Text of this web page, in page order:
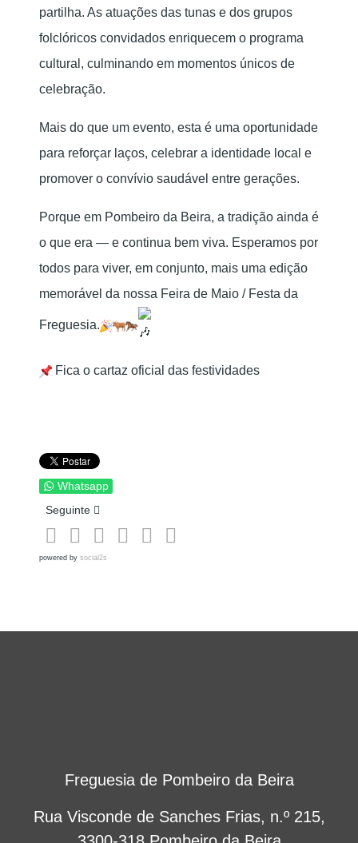
partilha. As atuações das tunas e dos grupos
folclóricos convidados enriquecem o programa
cultural, culminando em momentos únicos de
celebração.
Mais do que um evento, esta é uma oportunidade
para reforçar laços, celebrar a identidade local e
promover o convívio saudável entre gerações.
Porque em Pombeiro da Beira, a tradição ainda é
o que era — e continua bem viva. Esperamos por
todos para viver, em conjunto, mais uma edição
memorável da nossa Feira de Maio / Festa da
Freguesia.
Fica o cartaz oficial das festividades
Whatsapp
Artigo seguinte: Limpeza de Terrenos e Espaços Florestais
Seguinte
powered by social2s
Freguesia de Pombeiro da Beira
Rua Visconde de Sanches Frias, n.º 215,